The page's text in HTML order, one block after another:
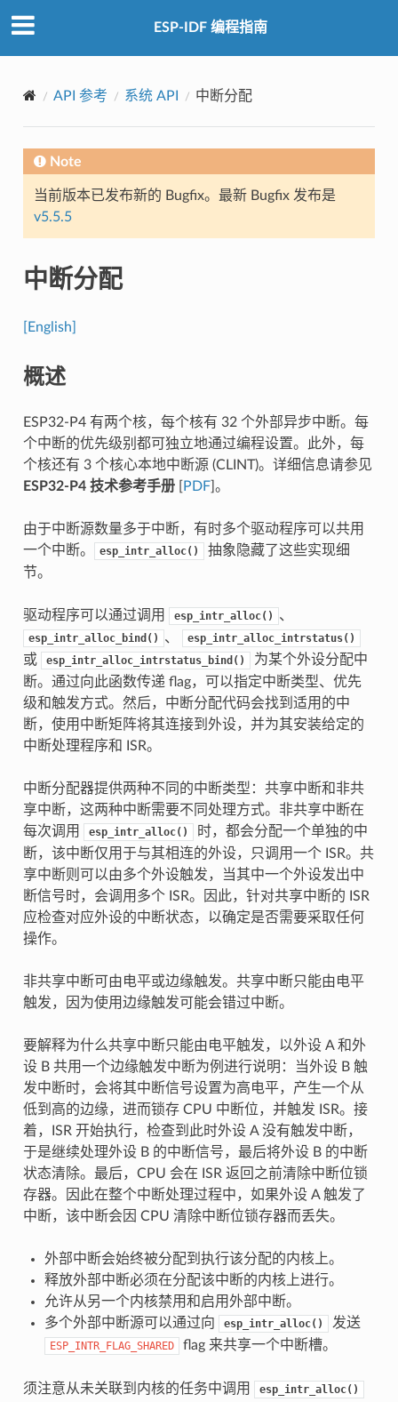
ESP-IDF 编程指南
API 参考 系统 API 中断分配
Note
当前版本已发布新的 Bugfix。最新 Bugfix 发布是
v5.5.5
中断分配
[English]
概述
ESP32-P4 有两个核，每个核有 32 个外部异步中断。每
个中断的优先级别都可独立地通过编程设置。此外，每
个核还有 3 个核心本地中断源 (CLINT)。详细信息请参见
ESP32-P4 技术参考手册[ PDF]。
由于中断源数量多于中断，有时多个驱动程序可以共用
一个中断。
esp_intr_alloc()
抽象隐藏了这些实现细
节。
驱动程序可以通过调用 esp_intr_alloc() 、
esp_intr_alloc_bind() 、 esp_intr_alloc_intrstatus()
或 esp_intr_alloc_intrstatus_bind()
为某个外设分配中
断。通过向此函数传递 flag，可以指定中断类型、优先
级和触发方式。然后，中断分配代码会找到适用的中
断，使用中断矩阵将其连接到外设，并为其安装给定的
中断处理程序和 ISR。
中断分配器提供两种不同的中断类型：共享中断和非共
享中断，这两种中断需要不同处理方式。非共享中断在
每次调用
esp_intr_alloc()
时，都会分配一个单独的中
断，该中断仅用于与其相连的外设，只调用一个 ISR。共
享中断则可以由多个外设触发，当其中一个外设发出中
断信号时，会调用多个 ISR。因此，针对共享中断的 ISR
应检查对应外设的中断状态，以确定是否需要采取任何
操作。
非共享中断可由电平或边缘触发。共享中断只能由电平
触发，因为使用边缘触发可能会错过中断。
要解释为什么共享中断只能由电平触发，以外设 A 和外
设 B 共用一个边缘触发中断为例进行说明：当外设 B 触
发中断时，会将其中断信号设置为高电平，产生一个从
低到高的边缘，进而锁存 CPU 中断位，并触发 ISR。接
着，ISR 开始执行，检查到此时外设 A 没有触发中断，
于是继续处理外设 B 的中断信号，最后将外设 B 的中断
状态清除。最后，CPU 会在 ISR 返回之前清除中断位锁
存器。因此在整个中断处理过程中，如果外设 A 触发了
中断，该中断会因 CPU 清除中断位锁存器而丢失。
外部中断会始终被分配到执行该分配的内核上。
释放外部中断必须在分配该中断的内核上进行。
允许从另一个内核禁用和启用外部中断。
多个外部中断源可以通过向
esp_intr_alloc() 发送
ESP_INTR_FLAG_SHARED flag 来共享一个中断槽。
须注意从未关联到内核的任务中调用 esp_intr_alloc()